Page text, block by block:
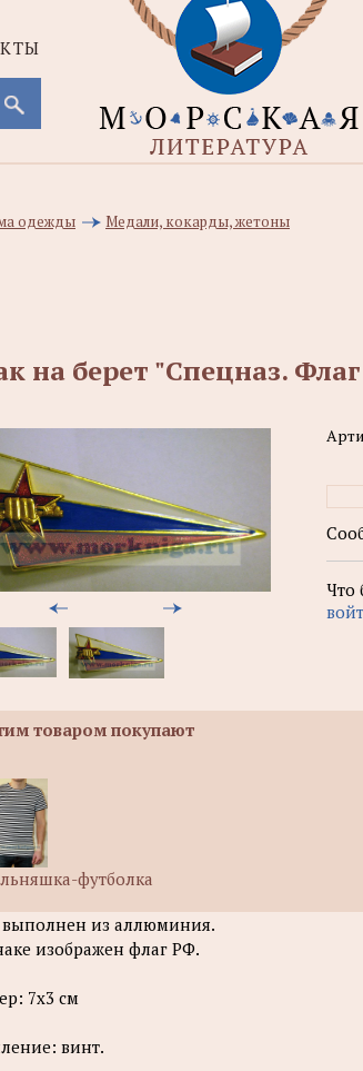
одежды Медали, кокарды, жетоны
на берет "Спецназ.
Что
товаром покупают
футболка
выполнен из аллюминия.
изображен флаг РФ.
7х3 см
винт.